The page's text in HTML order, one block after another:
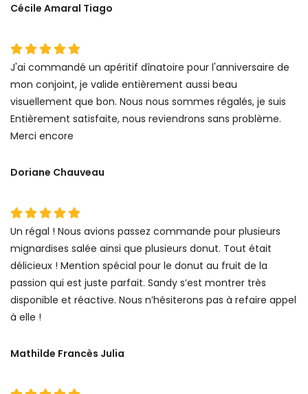
Cécile Amaral Tiago
J'ai commandé un apéritif dînatoire pour l'anniversaire de
mon conjoint, je valide entièrement aussi beau
visuellement que bon. Nous nous sommes régalés, je suis
Entièrement satisfaite, nous reviendrons sans problème.
Merci encore
Doriane Chauveau
Un régal ! Nous avions passez commande pour plusieurs
mignardises salée ainsi que plusieurs donut. Tout était
délicieux ! Mention spécial pour le donut au fruit de la
passion qui est juste parfait. Sandy s’est montrer très
disponible et réactive. Nous n’hésiterons pas à refaire appel
à elle !
Mathilde Francès Julia